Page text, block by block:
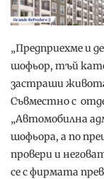
„Предприехме и
шофьор, тъй
застраши
Съвместно с
„Автомобилна
шофьора, а по
провери и
се с фирмата